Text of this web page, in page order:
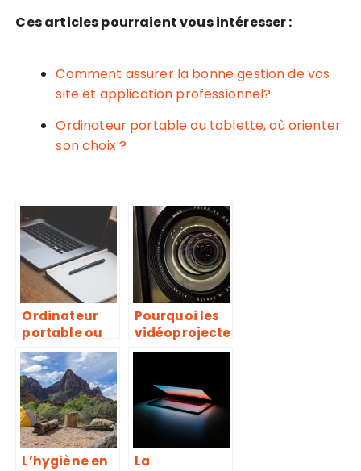
Ces articles pourraient vous intéresser :
Comment assurer la bonne gestion de vos
site et application professionnel?
Ordinateur portable ou tablette, où orienter
son choix ?
Ordinateur
portable ou
tablette, où
orienter son
choix ?
Pourquoi les
vidéoprojecte
urs 4k de
les meilleurs
du marché ?
L’hygiène en
La